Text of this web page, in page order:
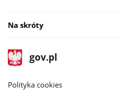
Na skróty
stopka
gov.pl
Strona
gov.pl
gov.pl
Polityka cookies